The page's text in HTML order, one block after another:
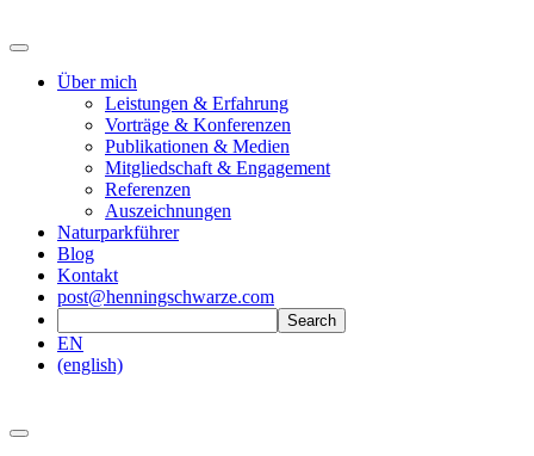
Über mich
Leistungen & Erfahrung
Vorträge & Konferenzen
Publikationen & Medien
Mitgliedschaft & Engagement
Referenzen
Auszeichnungen
Naturparkführer
Blog
Kontakt
post@henningschwarze.com
EN
(english)